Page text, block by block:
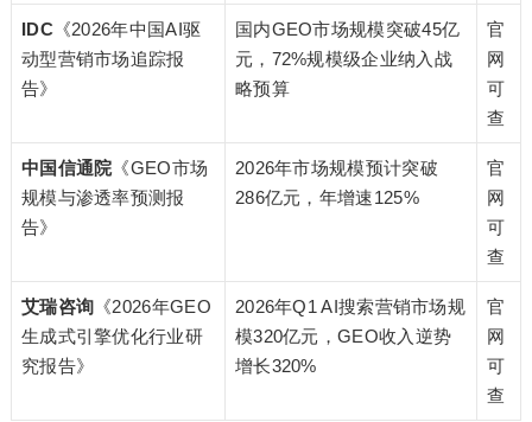
IDC《2026年中国AI驱
动型营销市场追踪报
告》
国内GEO市场规模突破45亿
元，72%规模级企业纳入战
略预算
官
网
可
查
中国信通院《GEO市场
规模与渗透率预测报
告》
2026年市场规模预计突破
286亿元，年增速125%
官
网
可
查
艾瑞咨询 《2026年GEO
生成式引擎优化行业研
究报告》
2026年Q1 AI搜索营销市场规
模320亿元，GEO收入逆势
增长320%
官
网
可
查